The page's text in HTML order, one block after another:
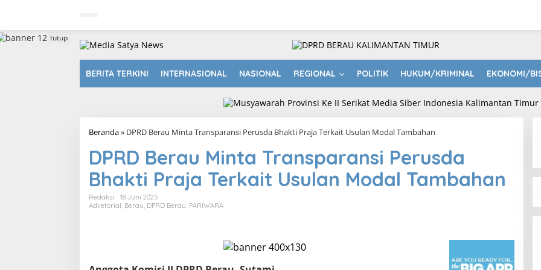
a
BERITA TERKINI INTERNASIONAL NASIONAL REGIONAL POLITIK HUKUM/KRIMINAL EKONOMI/
tutup
Beranda» DPRD Berau Minta Transparansi Perusda Bhakti Praja Terkait Usulan Modal Tambahan
DPRD Berau Minta Transparansi Perusda
Bhakti Praja Terkait Usulan Modal Tambahan
Redaksi
18 Juni 2025
Advetorial Berau DPRD Berau PARIWARA